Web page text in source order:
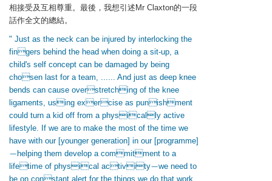
相接受及互相尊重。最後，我想引述Mr Claxton的一段
話作全文的總結。
" Just as the neck can be injured by interlocking the
fingers behind the head when doing a sit-up, a
child's self concept can be damaged by being
chosen last for a team, ...... And just as deep knee
bends can cause overstretching of the knee
ligaments, using exercise as punishment
could turn a kid off from a physically active
lifestyle. If we are to make the most of the time we
have with our [younger generation] in our [programme]
－helping them develop a commitment to a
lifetime of physical activity－we need to
be on constant alert for the things we do that work